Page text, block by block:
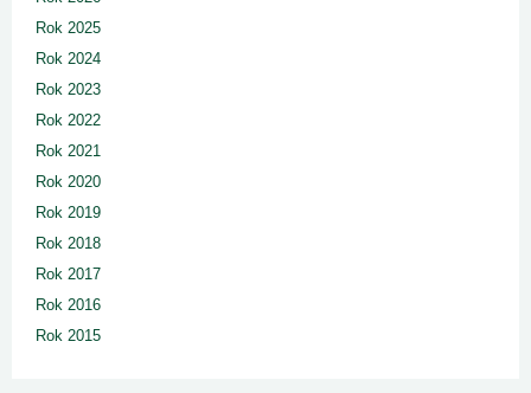
Rok 2025
Rok 2024
Rok 2023
Rok 2022
Rok 2021
Rok 2020
Rok 2019
Rok 2018
Rok 2017
Rok 2016
Rok 2015